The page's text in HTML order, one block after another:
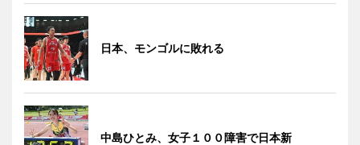
日本、モンゴルに敗れる
中島ひとみ、女子１００障害で日本新